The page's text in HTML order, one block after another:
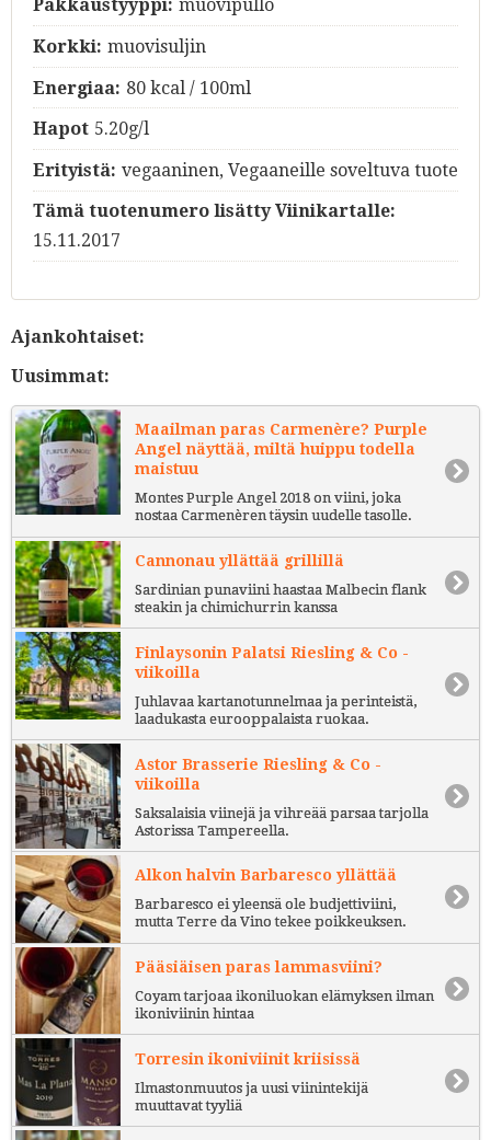
Pakkaustyyppi: muovipullo
Korkki: muovisuljin
Energiaa: 80 kcal / 100ml
Hapot 5.20g/l
Erityistä: vegaaninen, Vegaaneille soveltuva tuote
Tämä tuotenumero lisätty Viinikartalle:
15.11.2017
Ajankohtaiset:
Uusimmat:
Maailman paras Carmenère? Purple
Angel näyttää, miltä huippu todella
maistuu
Montes Purple Angel 2018 on viini, joka
nostaa Carmenèren täysin uudelle tasolle.
Cannonau yllättää grillillä
Sardinian punaviini haastaa Malbecin flank
steakin ja chimichurrin kanssa
Finlaysonin Palatsi Riesling & Co -
viikoilla
Juhlavaa kartanotunnelmaa ja perinteistä,
laadukasta eurooppalaista ruokaa.
Astor Brasserie Riesling & Co -
viikoilla
Saksalaisia viinejä ja vihreää parsaa tarjolla
Astorissa Tampereella.
Alkon halvin Barbaresco yllättää
Barbaresco ei yleensä ole budjettiviini,
mutta Terre da Vino tekee poikkeuksen.
Pääsiäisen paras lammasviini?
Coyam tarjoaa ikoniluokan elämyksen ilman
ikoniviinin hintaa
Torresin ikoniviinit kriisissä
Ilmastonmuutos ja uusi viinintekijä
muuttavat tyyliä